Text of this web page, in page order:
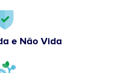
e Não Vida